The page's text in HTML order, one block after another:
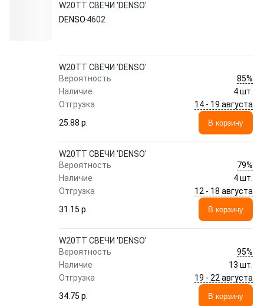
W20TT СВЕЧИ 'DENSO'
DENSO 4602
W20TT СВЕЧИ 'DENSO'
Вероятность
85%
Наличие
4 шт.
Отгрузка
14 - 19 августа
25.88 p.
В корзину
W20TT СВЕЧИ 'DENSO'
Вероятность
79%
Наличие
4 шт.
Отгрузка
12 - 18 августа
31.15 p.
В корзину
W20TT СВЕЧИ 'DENSO'
Вероятность
95%
Наличие
13 шт.
Отгрузка
19 - 22 августа
34.75 p.
В корзину